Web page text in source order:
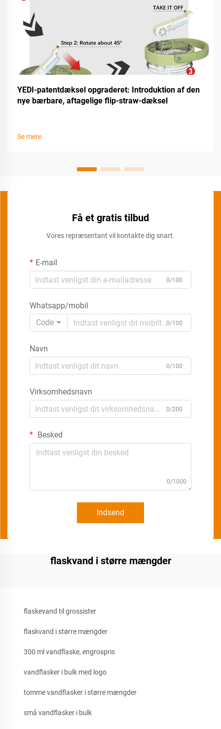
YEDI-patentdæksel opgraderet: Introduktion af den
nye bærbare, aftagelige flip-straw-dæksel
Se mere
Få et gratis tilbud
Vores repræsentant vil kontakte dig snart.
E-mail
0/100
Whatsapp/mobil
Code
0/100
Navn
0/100
Virksomhedsnavn
0/200
Besked
0/1000
Indsend
flaskvand i større mængder
flaskevand til grossister
flaskvand i større mængder
300 ml vandflaske, engrospris
vandflasker i bulk med logo
tomme vandflasker i større mængder
små vandflasker i bulk